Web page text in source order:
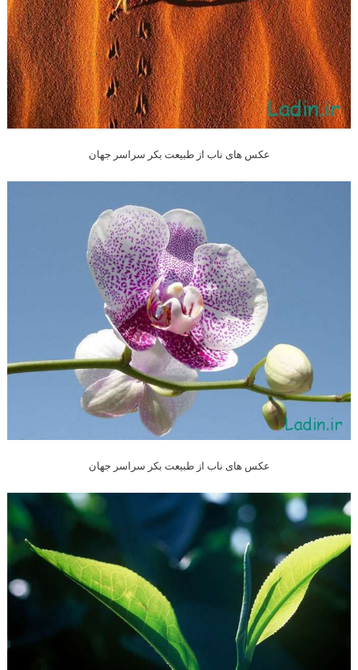
عکس های ناب از طبیعت بکر سراسر جهان
عکس های ناب از طبیعت بکر سراسر جهان